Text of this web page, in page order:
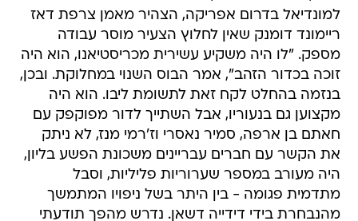
למונדיאל בדרום אפריקה, הצהיר מאמן צרפת דאז
ריימונד דומנק שאין לחלוץ הצעיר מוסר עבודה
מספק. "לו היה משקיע עשירית מכריסטיאנו, הוא היה
זוכה בכדור הזהב", אמר הבוס השנוי במחלוקת. ובכן,
בנזמה בהחלט לקח זאת לתשומת ליבו. הוא היה
מקצוען גם בנעוריו, אבל השתייך לדור מפוקפק עם
חאתם בן ארפה, סמיר נאסרי וז'רמי מנז, לא ניתק
את הקשר עם חברים עבריינים משכונת הפשע בליון,
היה מעורב במספר שערוריות פליליות, וסבל
מתדמית פגומה - בין היתר בשל ניפויו המתמשך
מהנבחרת בידי דידייה דשאן. נדרש מהפך תודעתי